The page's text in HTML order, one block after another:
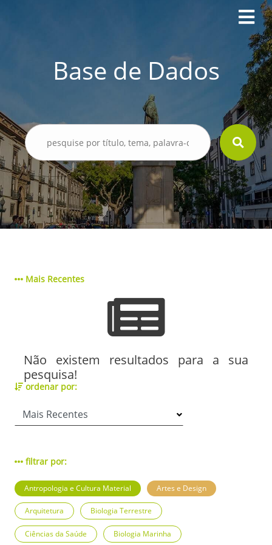
Base de Dados
Mais Recentes
Não existem resultados para a sua
pesquisa!
ordenar por:
filtrar por:
Antropologia e Cultura Material Artes e Design
Arquitetura Biologia Terrestre
Ciências da Saúde Biologia Marinha